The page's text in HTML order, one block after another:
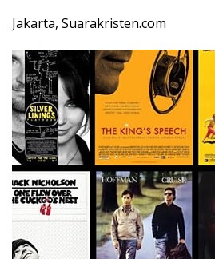
Jakarta, Suarakristen.com